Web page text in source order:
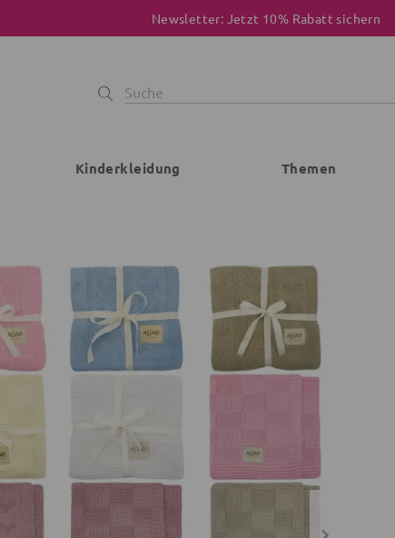
Newsletter: Jetzt 10% Rabatt sichern
Kinderkleidung Themen